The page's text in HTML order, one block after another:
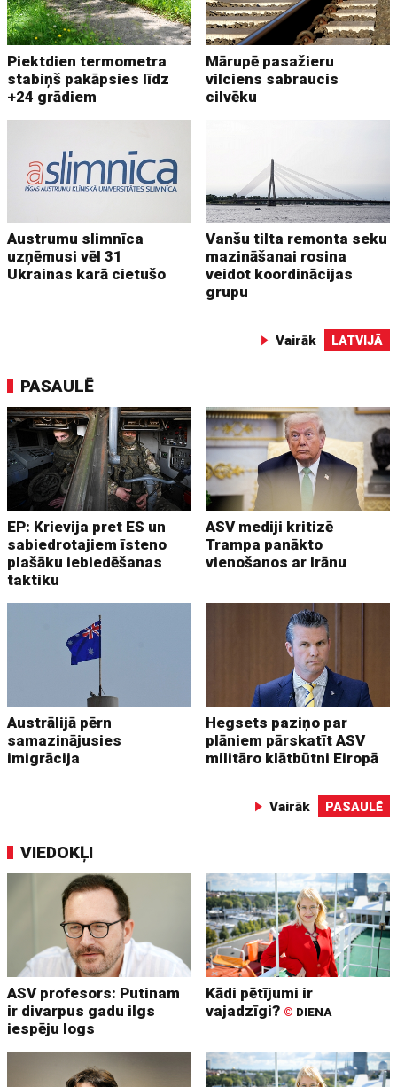
Piektdien termometra
stabiņš pakāpsies līdz
+24 grādiem
Mārupē pasažieru
vilciens sabraucis
cilvēku
Austrumu slimnīca
uzņēmusi vēl 31
Ukrainas karā cietušo
Vanšu tilta remonta seku
mazināšanai rosina
veidot koordinācijas
grupu
Vairāk LATVIJĀ
PASAULĒ
EP: Krievija pret ES un
sabiedrotajiem īsteno
plašāku iebiedēšanas
taktiku
ASV mediji kritizē
Trampa panākto
vienošanos ar Irānu
Austrālijā pērn
samazinājusies
imigrācija
Hegsets paziņo par
plāniem pārskatīt ASV
militāro klātbūtni Eiropā
Vairāk PASAULĒ
VIEDOKĻI
ASV profesors: Putinam
ir divarpus gadu ilgs
iespēju logs
Kādi pētījumi ir
vajadzīgi? © DIENA